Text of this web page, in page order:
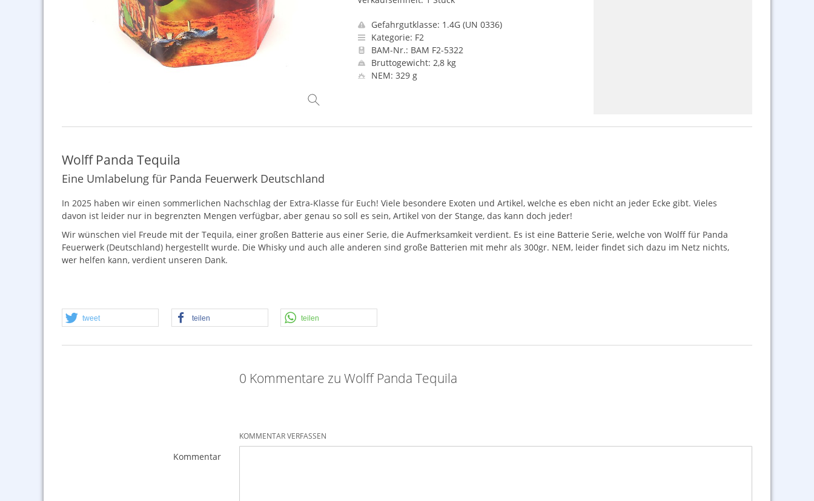
Gefahrgutklasse: 1.4G (UN 0336)
Kategorie: F2
BAM-Nr.: BAM F2-5322
Bruttogewicht: 2,8 kg
NEM: 329 g
Wolff Panda Tequila
Eine Umlabelung für Panda Feuerwerk Deutschland
In 2025 haben wir einen sommerlichen Nachschlag der Extra-Klasse für Euch! Viele besondere Exoten und Artikel, welche es eben nicht an jeder Ecke gibt. Vieles
davon ist leider nur in begrenzten Mengen verfügbar, aber genau so soll es sein, Artikel von der Stange, das kann doch jeder!
Wir wünschen viel Freude mit der Tequila, einer großen Batterie aus einer Serie, die Aufmerksamkeit verdient. Es ist eine Batterie Serie, welche von Wolff für Panda
Feuerwerk (Deutschland) hergestellt wurde. Die Whisky und auch alle anderen sind große Batterien mit mehr als 300gr. NEM, leider findet sich dazu im Netz nichts,
wer helfen kann, verdient unseren Dank.
tweet teilen teilen
0 Kommentare zu Wolff Panda Tequila
KOMMENTAR VERFASSEN
Kommentar